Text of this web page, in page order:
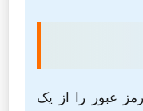
عبور را از یک